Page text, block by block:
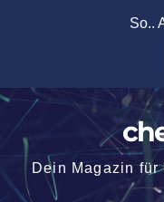
So..
Dein Magazin